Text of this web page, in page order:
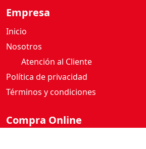
Empresa
Inicio
Nosotros
Atención al Cliente
Política de privacidad
Términos y condiciones
Compra Online